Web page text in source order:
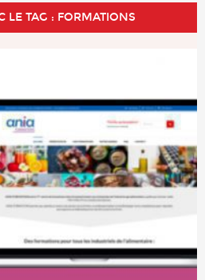
LE TAG : FORMATIONS